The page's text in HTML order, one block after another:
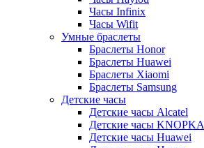
Часы Infinix
Часы Wifit
Умные браслеты
Браслеты Honor
Браслеты Huawei
Браслеты Xiaomi
Браслеты Samsung
Детские часы
Детские часы Alcatel
Детские часы KNOPKA
Детские часы Huawei